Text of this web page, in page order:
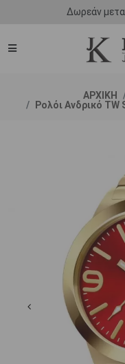
Δωρεάν
ΑΡΧΙΚΗ
Ρολόι Ανδρικό